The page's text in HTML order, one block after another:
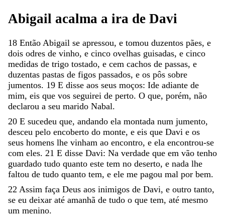
Abigail acalma a ira de Davi
18 Então Abigail se apressou, e tomou duzentos pães, e
dois odres de vinho, e cinco ovelhas guisadas, e cinco
medidas de trigo tostado, e cem cachos de passas, e
duzentas pastas de figos passados, e os pôs sobre
jumentos. 19 E disse aos seus moços: Ide adiante de
mim, eis que vos seguirei de perto. O que, porém, não
declarou a seu marido Nabal.
20 E sucedeu que, andando ela montada num jumento,
desceu pelo encoberto do monte, e eis que Davi e os
seus homens lhe vinham ao encontro, e ela encontrou-se
com eles. 21 E disse Davi: Na verdade que em vão tenho
guardado tudo quanto este tem no deserto, e nada lhe
faltou de tudo quanto tem, e ele me pagou mal por bem.
22 Assim faça Deus aos inimigos de Davi, e outro tanto,
se eu deixar até amanhã de tudo o que tem, até mesmo
um menino.